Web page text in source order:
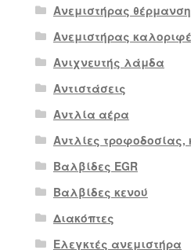
Ανεμιστήρας
Ανεμιστήρας
Ανιχνευτής λάμδα
Αντιστάσεις
Αντλία αέρα
Αντλίες
Βαλβίδες EGR
Βαλβίδες κενού
Διακόπτες
Ελεγκτές ανεμιστήρα